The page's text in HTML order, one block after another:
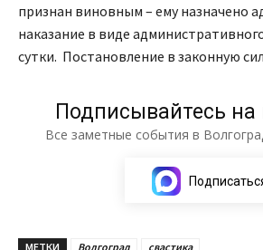
признан виновным – ему назначено
наказание в виде
сутки. Постановление в законную
Подписывайтесь
Все заметные события в
МЕТКИ Волгоград свастика